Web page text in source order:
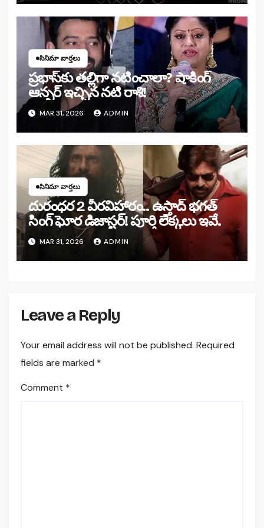
సినిమా వార్తలు
ప్రభాస్‌కు తల్లిగా నటించాలా? షాకింగ్
ఆన్సర్ ఇచ్చిన నటి రాశి!
MAR 31, 2026 ADMIN
సినిమా వార్తలు
దురంధర 2 వీరవిహారం.. ఉస్తాద్ భగత్
సింగ్ ఘోర డిజాస్టర్! పూర్తి లెక్కలు ఇవే.
MAR 31, 2026 ADMIN
Leave a Reply
Your email address will not be published. Required
fields are marked *
Comment *